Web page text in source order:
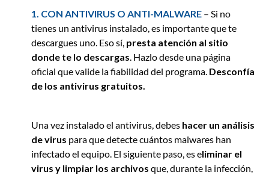
1. CON ANTIVIRUS O ANTI-MALWARE – Si no
tienes un antivirus instalado, es importante que te
descargues uno. Eso sí, presta atención al sitio
donde te lo descargas . Hazlo desde una página
oficial que valide la fiabilidad del programa. Desconfía
de los antivirus gratuitos.
Una vez instalado el antivirus, debes hacer un análisis
de virus para que detecte cuántos malwares han
infectado el equipo. El siguiente paso, es eliminar el
virus y limpiar los archivos que, durante la infección,